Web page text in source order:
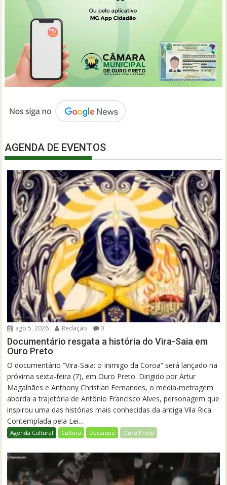
AGENDA DE EVENTOS
ago 5, 2026 Redação 0
Documentário resgata a história do Vira-Saia em
Ouro Preto
O documentário “Vira-Saia: o Inimigo da Coroa” será lançado na
próxima sexta-feira (7), em Ouro Preto. Dirigido por Artur
Magalhães e Anthony Christian Fernandes, o média-metragem
aborda a trajetória de Antônio Francisco Alves, personagem que
inspirou uma das histórias mais conhecidas da antiga Vila Rica.
Contemplada pela Lei...
Agenda Cultural Cultura Destaque Ouro Preto